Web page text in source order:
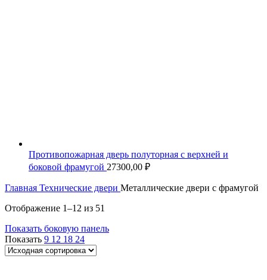
Противопожарная дверь полуторная с верхней и
боковой фрамугой 27300,00 ₽
Главная Технические двери Металлические двери с фрамугой
Отображение 1–12 из 51
Показать боковую панель
Показать 9 12 18 24